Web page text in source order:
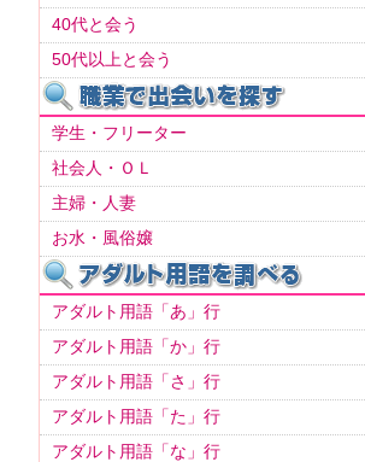
40代と会う
50代以上と会う
学生・フリーター
社会人・ＯＬ
主婦・人妻
お水・風俗嬢
アダルト用語「あ」行
アダルト用語「か」行
アダルト用語「さ」行
アダルト用語「た」行
アダルト用語「な」行